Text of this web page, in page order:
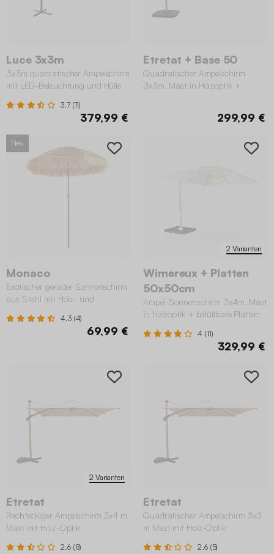
Luce 3x3m
3x3m quadratischer Ampelschirm
mit LED-Beleuchtung und Hülle
3.7 (11)
379,99 €
Etretat + Base 50
Quadratischer Ampelschirm
3x3m, Mast in Holzoptik +
299,99 €
Neu
Monaco
Exotischer gerader Sonnenschirm
aus Stahl mit Holz- und
4.3 (4)
69,99 €
2 Varianten
Wimereux + Platten
50x50cm
Ampel-Sonnenschirm 3x4m, Mast
in Holzoptik + befüllbare Platten
4 (11)
329,99 €
2 Varianten
Etretat
Rechteckiger Ampelschirm 3x4 m
Mast mit Holz-Optik
2.6 (8)
Etretat
Quadratischer Ampelschirm 3x3
m Mast mit Holz-Optik
2.6 (5)